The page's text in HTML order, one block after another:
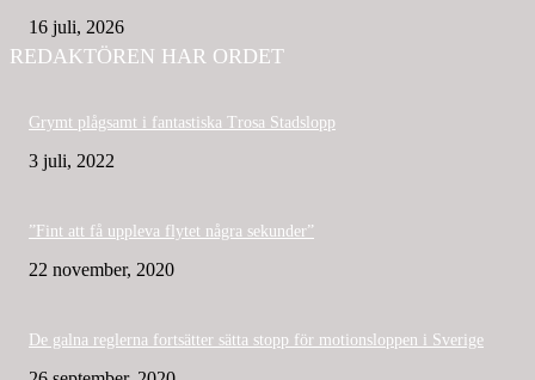
16 juli, 2026
REDAKTÖREN HAR ORDET
Grymt plågsamt i fantastiska Trosa Stadslopp
3 juli, 2022
”Fint att få uppleva flytet några sekunder”
22 november, 2020
De galna reglerna fortsätter sätta stopp för motionsloppen i Sverige